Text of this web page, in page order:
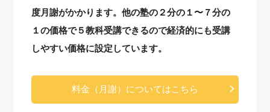
度月謝がかかります。他の塾の２分の１〜７分の
１の価格で５教科受講できるので経済的にも受講
しやすい価格に設定しています。
料金（月謝）についてはこちら